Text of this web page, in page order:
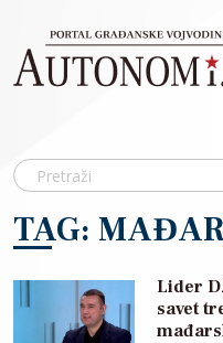
TAG:
Lider
savet